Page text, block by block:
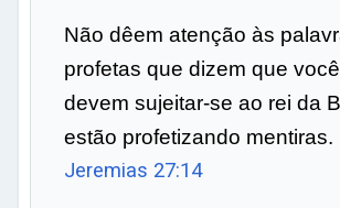
Não dêem atenção às
profetas que dizem que
devem sujeitar-se ao rei da
estão profetizando mentiras.
Jeremias 27:14